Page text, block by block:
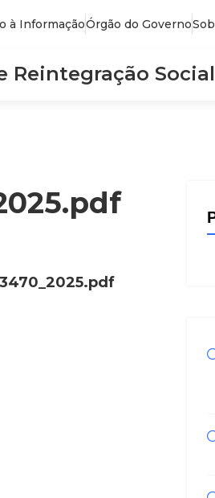
à InformaçãoÓrgão do Governo
Reintegração Social